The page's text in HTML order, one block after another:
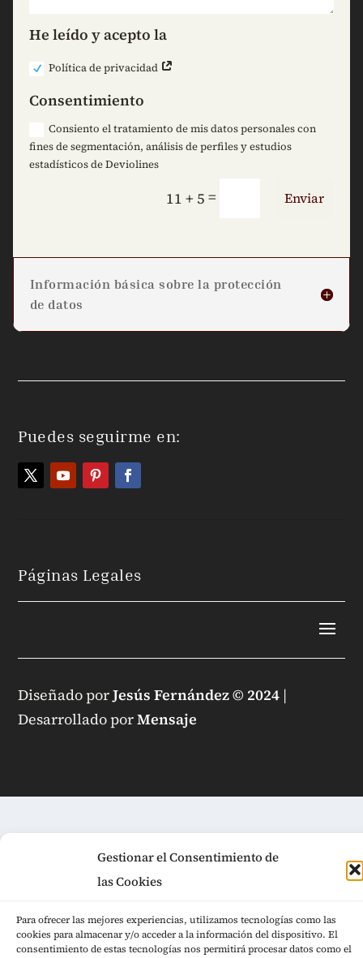
Gestionar el Consentimiento de
las Cookies
Para ofrecer las mejores experiencias, utilizamos tecnologías como las
cookies para almacenar y/o acceder a la información del dispositivo. El
consentimiento de estas tecnologías nos permitirá procesar datos como el
He leído y acepto la
Política de privacidad
Consentimiento
Consiento el tratamiento de mis datos personales con
fines de segmentación, análisis de perfiles y estudios
estadísticos de Deviolines
11 + 5 = Enviar
Información básica sobre la protección
de datos
Puedes seguirme en:
Páginas Legales
Diseñado porJesús Fernández © 2024 |
Desarrollado porMensaje